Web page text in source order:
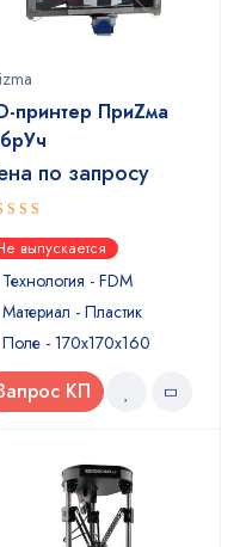
принтер ПриZма
по запросу
of 5
выпускается
Технология - FDM
Материал - Пластик
Поле - 170x170x160
КП